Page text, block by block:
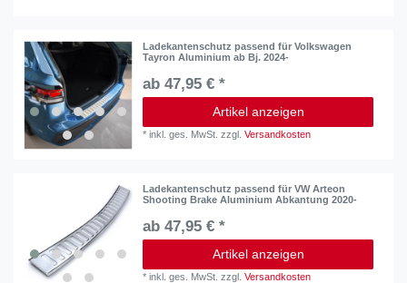
Ladekantenschutz passend für Volkswagen
Tayron Aluminium ab Bj. 2024-
ab 47,95 € *
Artikel anzeigen
*inkl. ges. MwSt. zzgl.Versandkosten
Ladekantenschutz passend für VW Arteon
Shooting Brake Aluminium Abkantung 2020-
ab 47,95 € *
Artikel anzeigen
*inkl. ges. MwSt. zzgl.Versandkosten